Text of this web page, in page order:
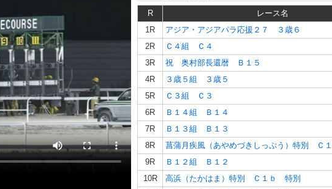
R
レース名
1R
アジア・アジアパラ応援２７ ３歳６
2R
Ｃ４組 Ｃ４
3R
祝 奥村部長還暦 Ｂ１５
4R
３歳５組 ３歳５
5R
Ｃ３組 Ｃ３
6R
Ｂ１４組 Ｂ１４
7R
Ｂ１３組 Ｂ１３
8R
9R
Ｂ１２組 Ｂ１２
10R
高浜（たかはま）特別 Ｃ１ｂ 特別